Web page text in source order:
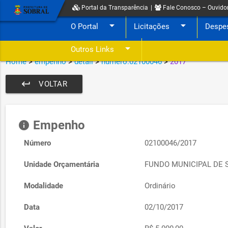
Portal da Transparência Fale Conosco –
O Portal arrow_drop_down Licitações arrow_drop_down
Outros Links arrow_drop_down
Home>empenho>detail>numero:02100046>2017
VOLTAR
keyboard_return
info Empenho
Número 02100046/2017
Unidade Orçamentária FUNDO MUNICIPAL DE
Modalidade Ordinário
Data 02/10/2017